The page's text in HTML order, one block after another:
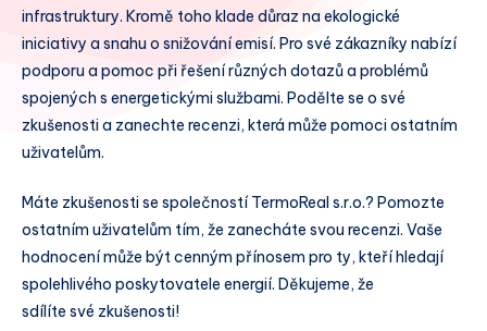
infrastruktury. Kromě toho klade důraz na ekologické
iniciativy a snahu o snižování emisí. Pro své zákazníky nabízí
podporu a pomoc při řešení různých dotazů a problémů
spojených s energetickými službami. Podělte se o své
zkušenosti a zanechte recenzi, která může pomoci ostatním
uživatelům.
Máte zkušenosti se společností TermoReal s.r.o.? Pomozte
ostatním uživatelům tím, že zanecháte svou recenzi. Vaše
hodnocení může být cenným přínosem pro ty, kteří hledají
spolehlivého poskytovatele energií. Děkujeme, že
sdílíte své zkušenosti!